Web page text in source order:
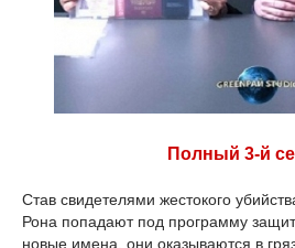
Полный 3-й
Став свидетелями жестокого
Рона попадают под программу
новые имена, они оказываются в